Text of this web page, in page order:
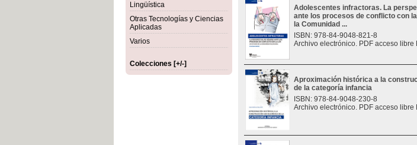
Lingüística
Otras Tecnologías y Ciencias
Aplicadas
Varios
Colecciones [+/-]
Adolescentes infractoras. La
ante los procesos de conflicto con
la Comunidad ...
ISBN: 978-84-9048-821-8
Archivo electrónico. PDF acceso libre
Aproximación histórica a la
de la categoría infancia
ISBN: 978-84-9048-230-8
Archivo electrónico. PDF acceso libre